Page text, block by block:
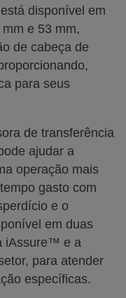
disponível em
e 53 mm,
de cabeça de
para seus
de transferência
ajudar a
operação mais
gasto com
e o
em duas
iAssure™ e a
para atender
específicas.